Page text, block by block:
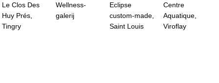
Le Clos Des
Huy Prés,
Tingry
Wellness-
galerij
Eclipse
custom-made,
Saint Louis
Centre
Aquatique,
Viroflay